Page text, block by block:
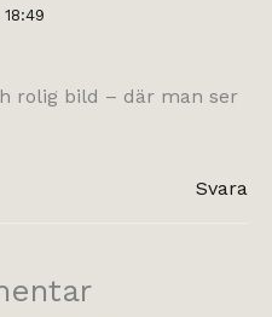
rolig bild – där man ser
Svara